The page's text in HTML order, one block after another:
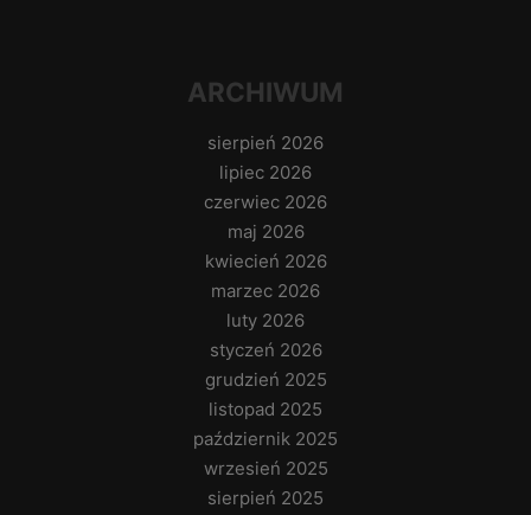
ARCHIWUM
sierpień 2026
lipiec 2026
czerwiec 2026
maj 2026
kwiecień 2026
marzec 2026
luty 2026
styczeń 2026
grudzień 2025
listopad 2025
październik 2025
wrzesień 2025
sierpień 2025